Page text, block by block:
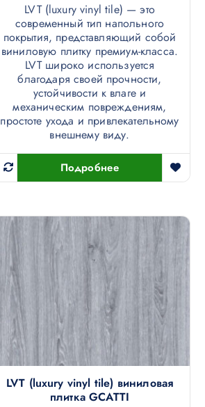
LVT (luxury vinyl tile) — это
современный тип напольного
покрытия, представляющий собой
виниловую плитку премиум-класса.
LVT широко используется
благодаря своей прочности,
устойчивости к влаге и
механическим повреждениям,
простоте ухода и привлекательному
внешнему виду.
Подробнее
LVT (luxury vinyl tile) виниловая
плитка GCATTI